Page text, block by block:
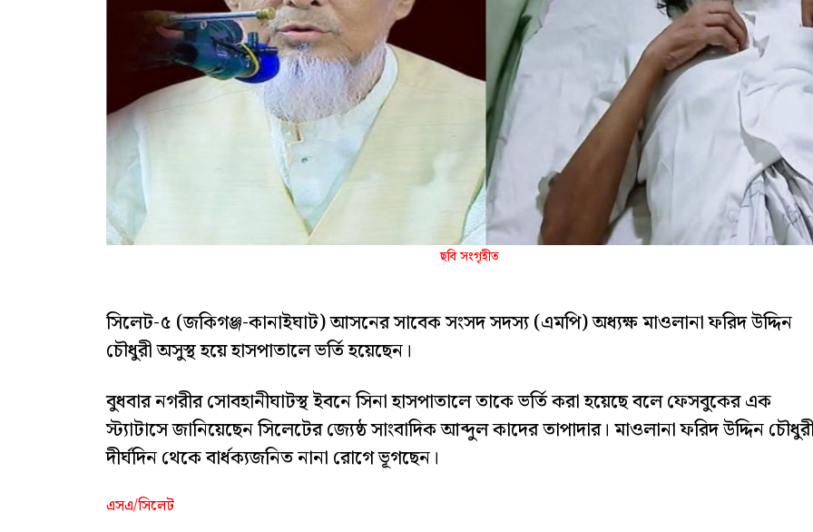
ছবি সংগৃহীত
সিলেট-৫ (জকিগঞ্জ-কানাইঘাট) আসনের সাবেক সংসদ সদস্য (এমপি) অধ্যক্ষ মাওলানা ফরিদ উদ্দিন
চৌধুরী অসুস্থ হয়ে হাসপাতালে ভর্তি হয়েছেন।
বুধবার নগরীর সোবহানীঘাটস্থ ইবনে সিনা হাসপাতালে তাকে ভর্তি করা হয়েছে বলে ফেসবুকের এক
স্ট্যাটাসে জানিয়েছেন সিলেটের জ্যেষ্ঠ সাংবাদিক আব্দুল কাদের তাপাদার। মাওলানা ফরিদ উদ্দিন চৌধুরী
দীর্ঘদিন থেকে বার্ধক্যজনিত নানা রোগে ভূগছেন।
এসএ/সিলেট